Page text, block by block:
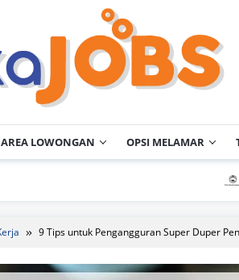
AREA LOWONGAN OPSI MELAMAR
PT
9 Tips untuk Pengangguran Super Duper